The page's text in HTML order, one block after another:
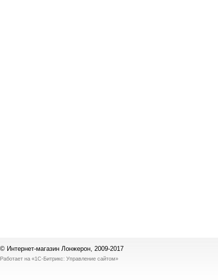
© Интернет-магазин Лонжерон, 2009-2017
Работает на «1С-Битрикс: Управление сайтом»